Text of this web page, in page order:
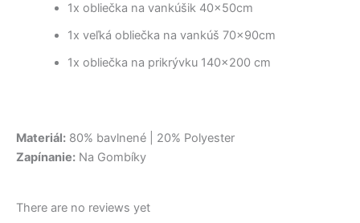
1x obliečka na vankúšik 40x50cm
1x veľká obliečka na vankúš 70x90cm
1x obliečka na prikrývku 140×200 cm
Materiál: 80% bavlnené | 20% Polyester
Zapínanie: Na Gombíky
There are no reviews yet